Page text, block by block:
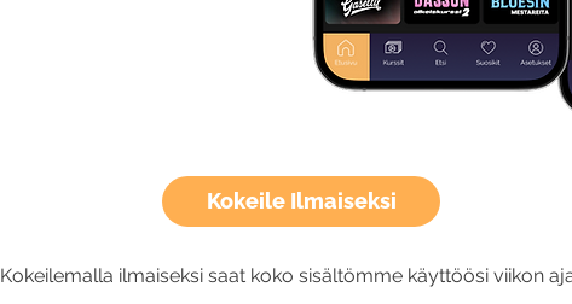
Kokeile Ilmaiseksi
Kokeilemalla ilmaiseksi saat koko sisältömme käyttöösi viikon